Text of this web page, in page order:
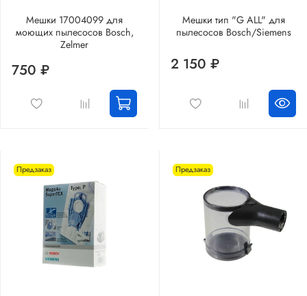
Мешки 17004099 для
моющих пылесосов Bosch,
Zelmer
750 ₽
Мешки тип "G ALL" для
пылесосов Bosch/Siemens
2 150 ₽
Предзаказ Предзаказ